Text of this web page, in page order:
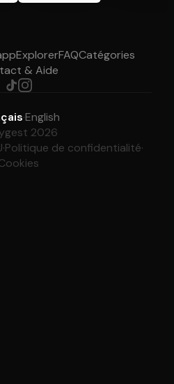
ExplorerFAQCatégories
& Aide
·English
2026
·Politique de confidentialité·